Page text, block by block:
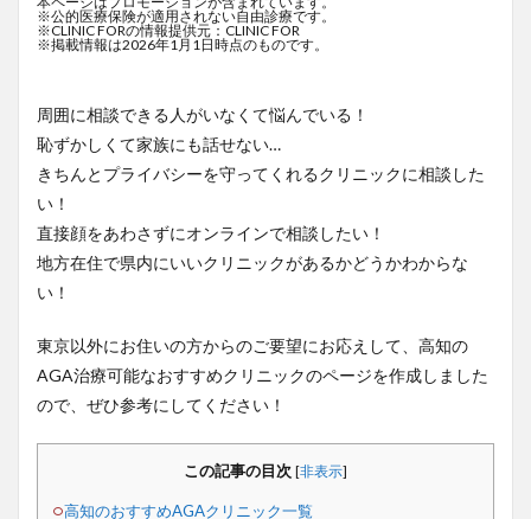
※公的医療保険が適用されない自由診療です。
※CLINIC FORの情報提供元：CLINIC FOR
※掲載情報は2026年1月1日時点のものです。
周囲に相談できる人がいなくて悩んでいる！
恥ずかしくて家族にも話せない…
きちんとプライバシーを守ってくれるクリニックに相談した
い！
直接顔をあわさずにオンラインで相談したい！
地方在住で県内にいいクリニックがあるかどうかわからな
い！
東京以外にお住いの方からのご要望にお応えして、高知の
AGA治療可能なおすすめクリニックのページを作成しました
ので、ぜひ参考にしてください！
この記事の目次 [非表示]
高知のおすすめAGAクリニック一覧